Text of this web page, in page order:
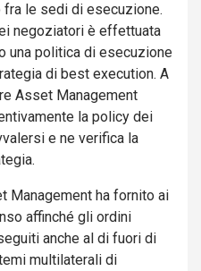
le sedi di esecuzione.
negoziatori è effettuata
una politica di esecuzione
di best execution. A
Asset Management
la policy dei
e ne verifica la
Management ha fornito ai
affinché gli ordini
anche al di fuori di
multilaterali di